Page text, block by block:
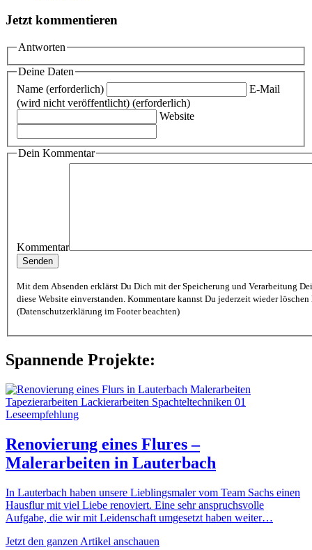
Jetzt kommentieren
Antworten
Deine Daten
Name (erforderlich)
E-Mail
(wird nicht veröffentlicht) (erforderlich)
Website
Dein Kommentar
Kommentar
Mit dem Absenden erklärst Du Dich mit der Speicherung und Verarbeitung
diese Website einverstanden. Kommentare kannst Du jederzeit wieder löschen lassen
(Datenschutzerklärung im Footer beachten)
Spannende Projekte:
Leseempfehlung
Renovierung eines Flures –
Malerarbeiten in Lauterbach
In Lauterbach haben unsere Lieblingsmaler vom Team Sachs einen
Hausflur mit viel Liebe renoviert. Eine sehr anspruchsvolle
Aufgabe, die wir mit Leidenschaft umgesetzt haben weiter…
Jetzt den ganzen Artikel anschauen